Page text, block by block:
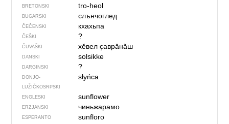
BRETONSKI tro-heol
BUGARSKI слънчоглед
ČEČENSKI кхахьпа
ČEŠKI ?
ČUVAŠKI хӗвел ҫаврӑнӑш
DANSKI solsikke
DARGINSKI ?
DONJO­
LUŽIČKOSRPSKI
słyńca
ENGLESKI sunflower
ERZJANSKI чиньжарамо
ESPERANTO sunfloro